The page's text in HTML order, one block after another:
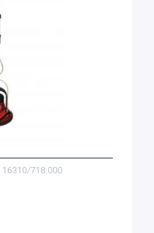
16310/718.000